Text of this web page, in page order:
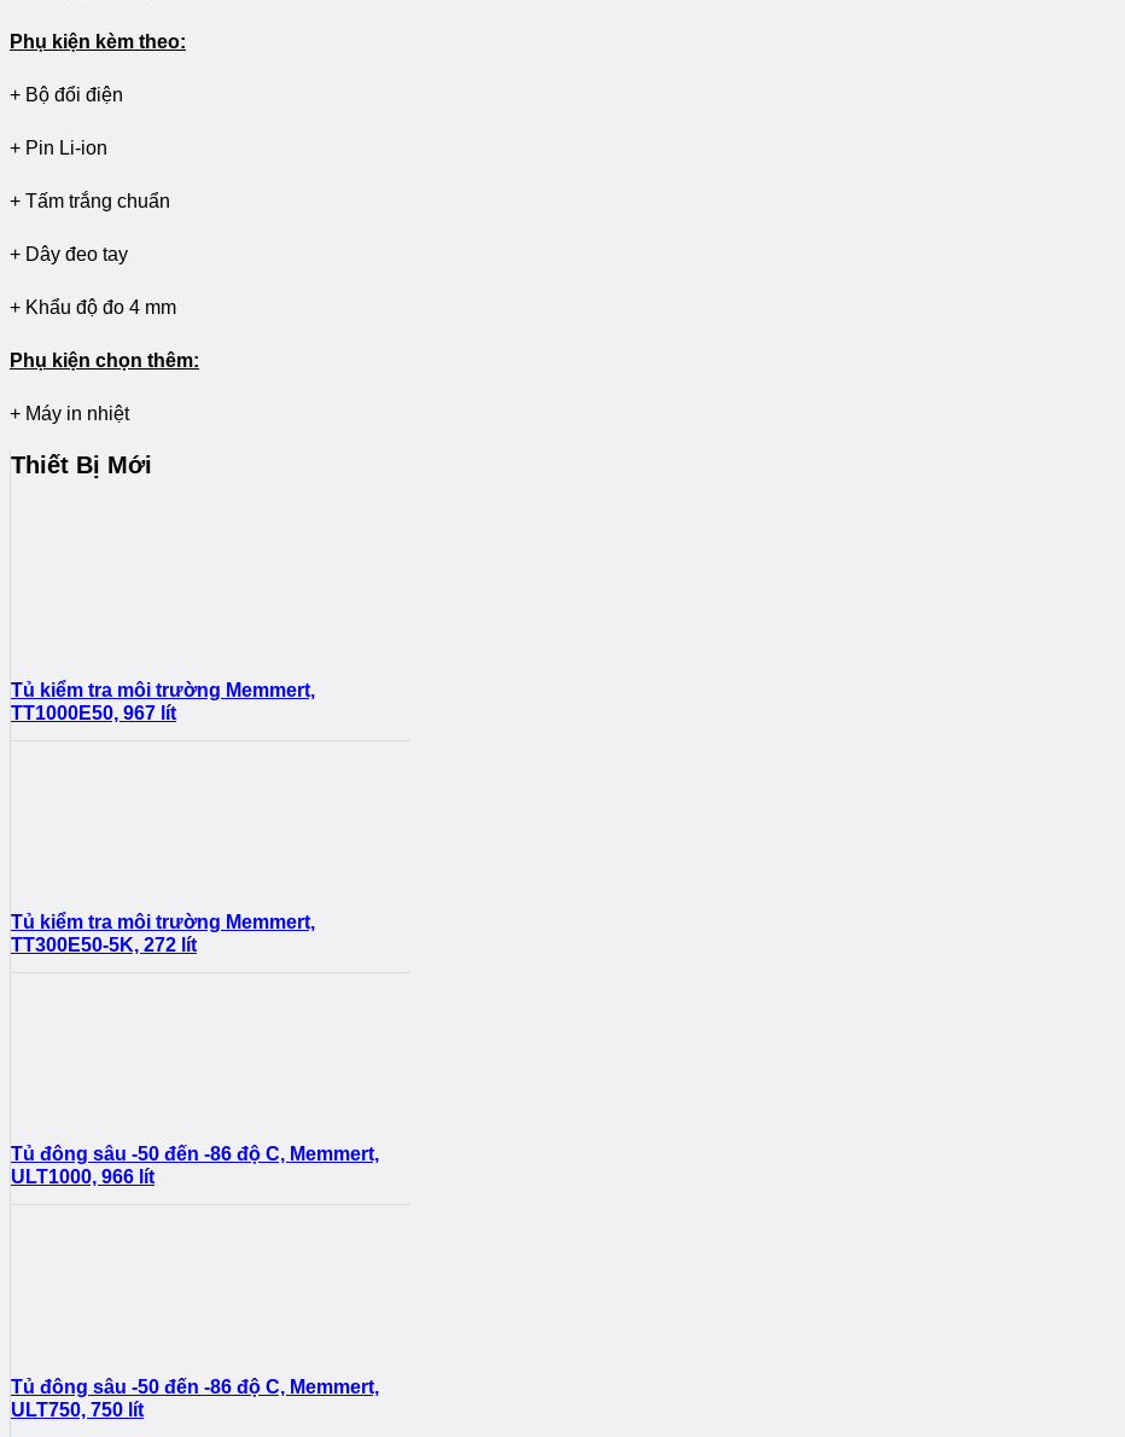
Phụ kiện kèm theo:
+ Bộ đổi điện
+ Pin Li-ion
+ Tấm trắng chuẩn
+ Dây đeo tay
+ Khẩu độ đo 4 mm
Phụ kiện chọn thêm:
+ Máy in nhiệt
Thiết Bị Mới
Tủ kiểm tra môi trường Memmert,
TT1000E50, 967 lít
Tủ kiểm tra môi trường Memmert,
TT300E50-5K, 272 lít
Tủ đông sâu -50 đến -86 độ C, Memmert,
ULT1000, 966 lít
Tủ đông sâu -50 đến -86 độ C, Memmert,
ULT750, 750 lít